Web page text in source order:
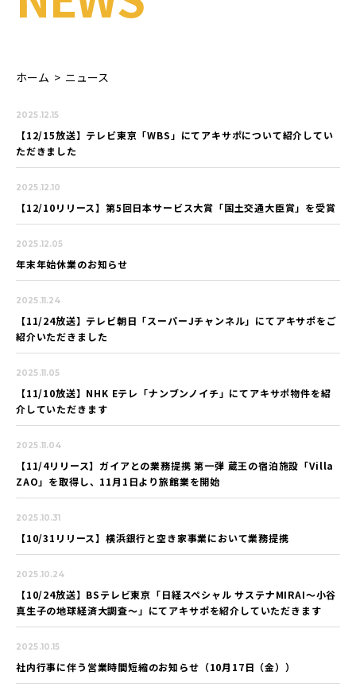
ホーム > ニュース
2025.12.15
【12/15放送】テレビ東京「WBS」にてアキサポについて紹介してい
ただきました
2025.12.10
【12/10リリース】第5回日本サービス大賞「国土交通大臣賞」を受賞
2025.12.05
年末年始休業のお知らせ
2025.11.24
【11/24放送】テレビ朝日「スーパーJチャンネル」にてアキサポをご
紹介いただきました
2025.11.05
【11/10放送】NHK Eテレ「ナンブンノイチ」にてアキサポ物件を紹
介していただきます
2025.11.04
【11/4リリース】ガイアとの業務提携 第一弾 蔵王の宿泊施設「Villa
ZAO」を取得し、11月1日より旅館業を開始
2025.10.31
【10/31リリース】横浜銀行と空き家事業において業務提携
2025.10.24
【10/24放送】BSテレビ東京「日経スペシャル サステナMIRAI～小谷
真生子の地球経済大調査～」にてアキサポを紹介していただきます
2025.10.15
社内行事に伴う営業時間短縮のお知らせ（10月17日（金））